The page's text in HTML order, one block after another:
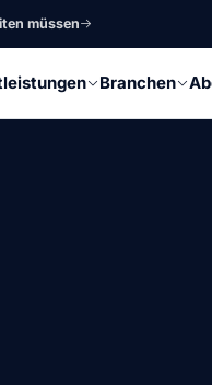
müssen
Branchen